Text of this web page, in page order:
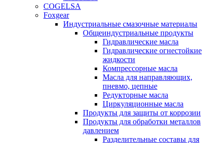
COGELSA
Foxgear
Индустриальные смазочные материалы
Общеиндустриальные продукты
Гидравлические масла
Гидравлические огнестойкие
жидкости
Компрессорные масла
Масла для направляющих,
пневмо, цепные
Редукторные масла
Циркуляционные масла
Продукты для защиты от коррозии
Продукты для обработки металлов
давлением
Разделительные составы для